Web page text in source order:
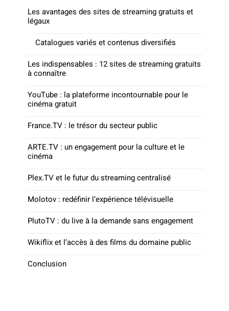
Les avantages des sites de streaming gratuits et
légaux
Catalogues variés et contenus diversifiés
Les indispensables : 12 sites de streaming gratuits
à connaître
YouTube : la plateforme incontournable pour le
cinéma gratuit
France.TV : le trésor du secteur public
ARTE.TV : un engagement pour la culture et le
cinéma
Plex.TV et le futur du streaming centralisé
Molotov : redéfinir l’expérience télévisuelle
PlutoTV : du live à la demande sans engagement
Wikiflix et l’accès à des films du domaine public
Conclusion